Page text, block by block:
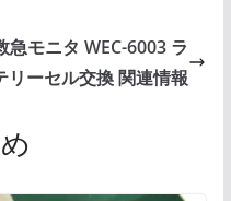
モニタ WEC-6003 ラ
リーセル交換 関連情報